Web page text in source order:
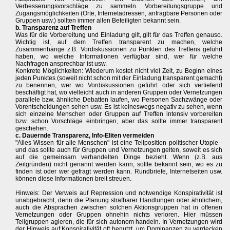
Verbesserungsvorschläge zu sammeln. Vorbereitungsgruppe und
Zugangsmöglichkeiten (Orte, Internetadressen, anfragbare Personen oder
Gruppen usw.) sollten immer allen Beteiligten bekannt sein.
b. Transparenz auf Treffen
Was für die Vorbereitung und Einladung gilt, gilt für das Treffen genauso.
Wichtig ist, auf dem Treffen transparent zu machen, welche
Zusammenhänge z.B. Vordiskussionen zu Punkten des Treffens geführt
haben, wo welche Informationen verfügbar sind, wer für welche
Nachfragen ansprechbar ist usw.
Konkrete Möglichkeiten: Wiederum kostet nicht viel Zeit, zu Beginn eines
jeden Punktes (soweit nicht schon mit der Einladung transparent gemacht)
zu benennen, wer wo Vordiskussionen geführt oder sich vertiefend
beschäftigt hat, wo vielleicht auch in anderen Gruppen oder Vernetzungen
parallele bzw. ähnliche Debatten laufen, wo Personen Sachzwänge oder
Vorentscheidungen sehen usw. Es ist keineswegs negativ zu sehen, wenn
sich einzelne Menschen oder Gruppen auf Treffen intensiv vorbereiten
bzw. schon Vorschläge einbringen, aber das sollte immer transparent
geschehen.
c. Dauernde Transparenz, Info-Eliten vermeiden
"Alles Wissen für alle Menschen" ist eine Teilposition politischer Utopie -
und das sollte auch für Gruppen und Vernetzungen gelten, soweit es sich
auf die gemeinsam verhandelten Dinge bezieht. Wenn (z.B. aus
Zeitgründen) nicht genannt werden kann, sollte bekannt sein, wo es zu
finden ist oder wer gefragt werden kann. Rundbriefe, Internetseiten usw.
können diese Informationen breit streuen.
Hinweis: Der Verweis auf Repression und notwendige Konspirativität ist
unabgebracht, denn die Planung strafbarer Handlungen oder ähnlichem,
auch die Absprachen zwischen solchen Aktionsgruppen hat in offenen
Vernetzungen oder Gruppen ohnehin nichts verloren. Hier müssen
Teilgruppen agieren, die für sich autonom handeln. In Vernetzungen wird